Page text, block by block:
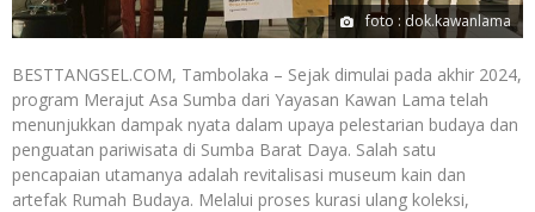
foto : dok.kawanlama
BESTTANGSEL.COM, Tambolaka – Sejak dimulai pada akhir 2024,
program Merajut Asa Sumba dari Yayasan Kawan Lama telah
menunjukkan dampak nyata dalam upaya pelestarian budaya dan
penguatan pariwisata di Sumba Barat Daya. Salah satu
pencapaian utamanya adalah revitalisasi museum kain dan
artefak Rumah Budaya. Melalui proses kurasi ulang koleksi,